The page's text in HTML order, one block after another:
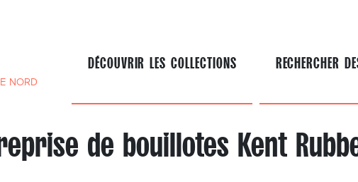
NORD
DÉCOUVRIR LES COLLECTIONS RECHERCHER
de bouillotes Kent